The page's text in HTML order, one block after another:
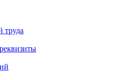
труда